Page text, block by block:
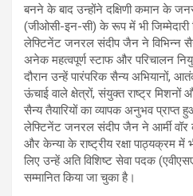
बनने के बाद उन्होंने दक्षिणी कमान के
(जीओसी-इन-सी) के रूप में भी जिम्मेदारी
लेफ्टिनेंट जनरल संदीप जैन ने विभिन्न
अनेक महत्वपूर्ण स्टाफ और परिचालन
दौरान उन्हें पारंपरिक सैन्य अभियानों,
ऊंचाई वाले क्षेत्रों, संयुक्त राष्ट्र मिशनों
सैन्य तैयारियों का व्यापक अनुभव प्राप्त
लेफ्टिनेंट जनरल संदीप जैन ने आर्मी
और केन्या के राष्ट्रीय रक्षा पाठ्यक्रम
लिए उन्हें अति विशिष्ट सेवा पदक
सम्मानित किया जा चुका है।